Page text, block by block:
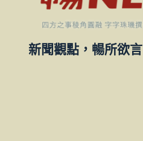
新聞觀點，暢所欲言